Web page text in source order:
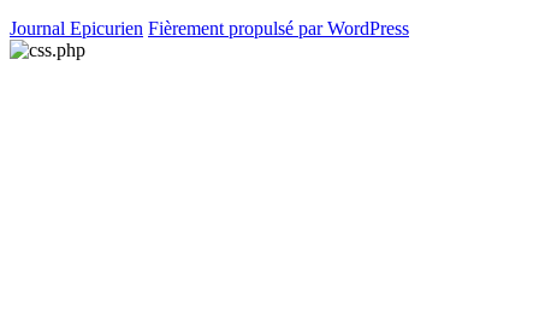
Journal Epicurien Fièrement propulsé par WordPress